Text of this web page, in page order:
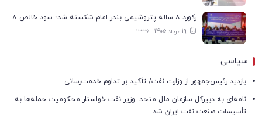
رکورد ۸ ساله پتروشیمی بندر امام شکسته شد؛ سود خالص ۱۶۸ درصد افزایش یافت
19 مرداد 1405 - ۱۳:۲۶
سیاسی
بازدید رئیس‌جمهور از وزارت نفت/ تأکید بر تداوم خدمت‌رسانی
نامه‌ای به دبیرکل سازمان ملل متحد: وزیر نفت خواستار محکومیت حمله‌ها به
تأسیسات صنعت نفت ایران شد